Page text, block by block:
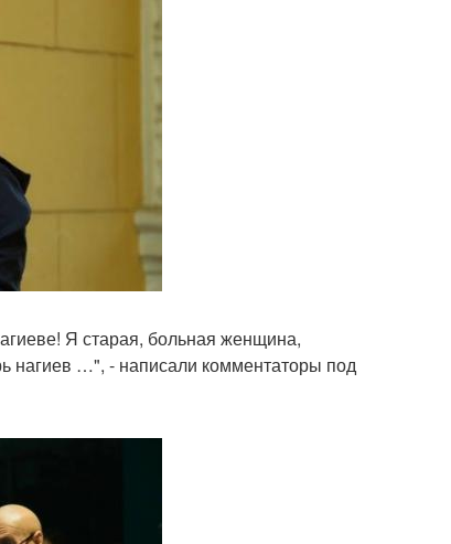
Я старая, больная женщина,
нагиев …", - написали комментаторы под